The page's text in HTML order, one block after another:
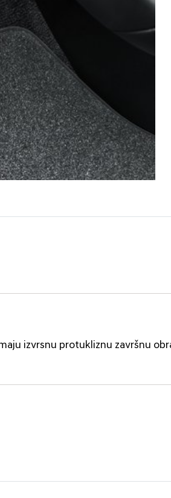
izvrsnu protukliznu završnu